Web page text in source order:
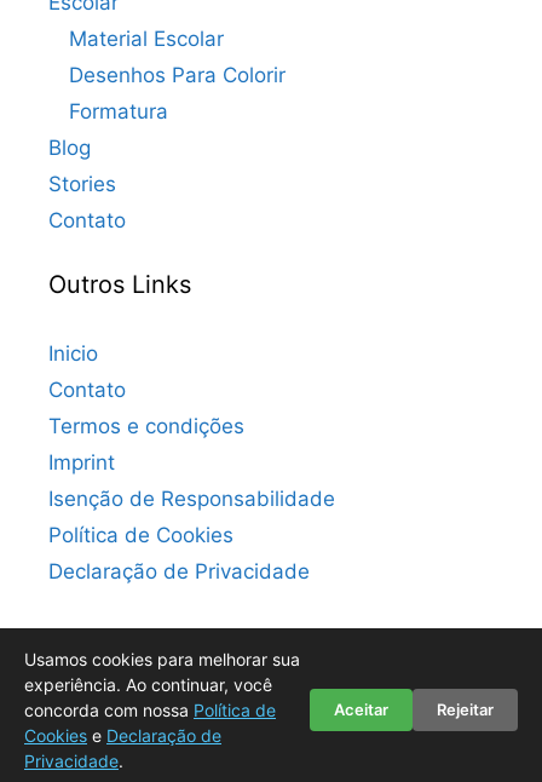
Material Escolar
Desenhos Para Colorir
Formatura
Blog
Stories
Contato
Outros Links
Inicio
Contato
Termos e condições
Imprint
Isenção de Responsabilidade
Política de Cookies
Declaração de Privacidade
© 2026 Convite Digital Grátis: Milhares de Modelos para
Baixar para Sua Festa
Usamos cookies para melhorar sua
experiência. Ao continuar, você
concorda com nossa Política de
Cookies e Declaração de
Privacidade.
Aceitar Rejeitar